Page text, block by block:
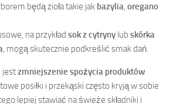
będą zioła takie jak bazylia, oregano
na przykład sok z cytryny lub skórka
, mogą skutecznie podkreślić smak dań.
jestzmniejszenie spożycia produktów
posiłki i przekąski często kryją w sobie
lepiej stawiać na świeże składniki i